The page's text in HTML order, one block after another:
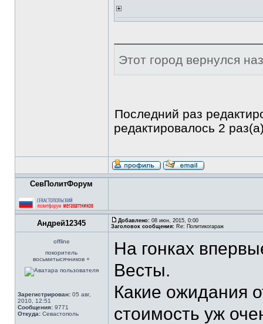
Этот город вернулся
Последний раз
редактировалось 2
СевПолитФорум
Андрей12345 Добавлено: 08 июн, 2015, 0:00
Заголовок сообщения: Re: Политикогараж
offline
покоритель
восьмитысячников +
Зарегистрирован: 05 авг,
2010, 12:51
Сообщения: 9771
Откуда: Севастополь
На гонках
Весты.
Какие ожидания
стоимость уж